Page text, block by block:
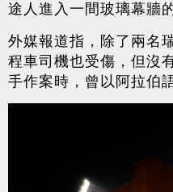
途人進入一間玻璃幕牆
外媒報道指，除了兩名
程車司機也受傷，但沒
手作案時，曾以阿拉伯